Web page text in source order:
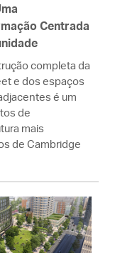
Centrada
completa da
e dos espaços
é um
de
mais
de Cambridge